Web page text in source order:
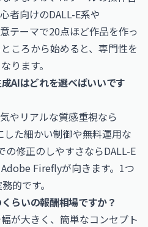
者向けのDALL-E系や
テーマで20点ほど作品を作っ
ころから始めると、専門性を
ります。
AIはどれを選べばいいです
やリアルな質感重視なら
た細かい制御や無料運用な
修正のしやすさならDALL-E
Fireflyが向きます。1つ
的です。
らいの報酬相場ですか？
が大きく、簡単なコンセプト